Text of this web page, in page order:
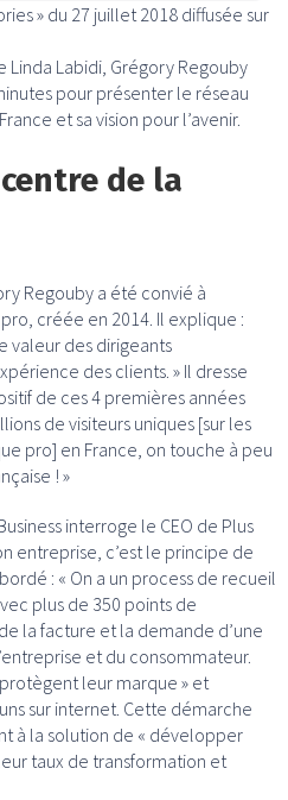
» du 27 juillet 2018 diffusée sur
Linda Labidi, Grégory Regouby
pour présenter le réseau
et sa vision pour l’avenir.
de la
Regouby a été convié à
créée en 2014. Il explique :
valeur des dirigeants
des clients. » Il dresse
de ces 4 premières années
de visiteurs uniques [sur les
pro] en France, on touche à peu
! »
interroge le CEO de Plus
entreprise, c’est le principe de
: « On a un process de recueil
plus de 350 points de
la facture et la demande d’une
et du consommateur.
leur marque » et
sur internet. Cette démarche
à la solution de « développer
taux de transformation et